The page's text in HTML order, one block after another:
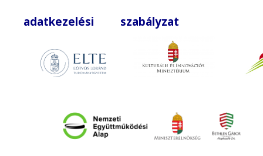
adatkezelési szabályzat